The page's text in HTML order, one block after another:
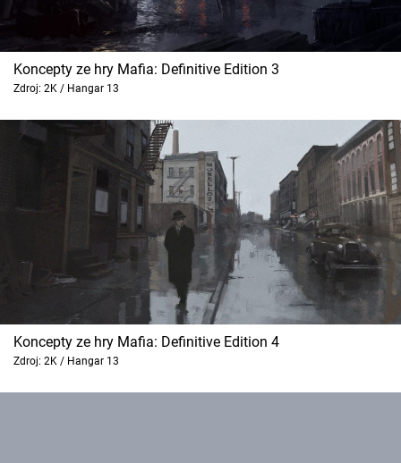
Koncepty ze hry Mafia: Definitive Edition 3
Zdroj: 2K / Hangar 13
Koncepty ze hry Mafia: Definitive Edition 4
Zdroj: 2K / Hangar 13